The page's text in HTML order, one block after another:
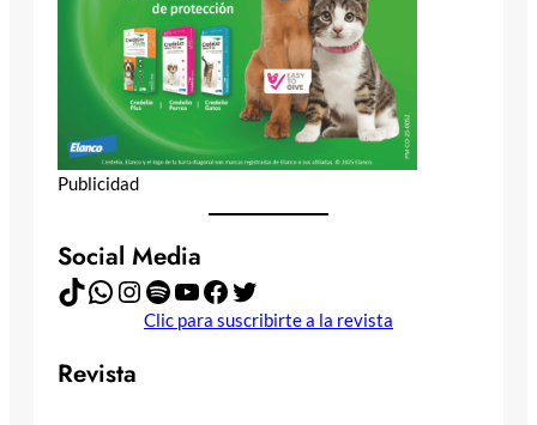
Publicidad
Social Media
TikTok WhatsApp Instagram Spotify YouTube Facebook Twitter
Clic para suscribirte a la revista
Revista